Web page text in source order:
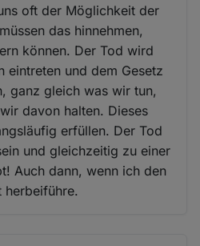
oft der Möglichkeit der
das hinnehmen,
können. Der Tod wird
eintreten und dem Gesetz
ganz gleich was wir tun,
davon halten. Dieses
erfüllen. Der Tod
und gleichzeitig zu einer
Auch dann, wenn ich den
herbeiführe.